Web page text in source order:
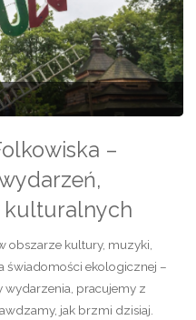
–
kulturalnych
obszarze kultury, muzyki,
świadomości ekologicznej –
pracujemy z
jak brzmi dzisiaj.